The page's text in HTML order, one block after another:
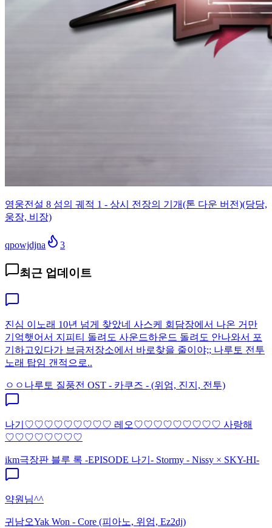
영웅전설 8 섬의 궤적 1 - 상시 전장의 기개(톤 다운 버전)(당당,
웅장, 비장)
qpowjdjna 3
최근 업데이트
진심 이노래 10년 넘게 찾았네 사스케 회담장에서 나온 거만
기억햇어서 지피티 돌려도 사운드하운드 돌려도 안나와서 포
기하고있다가 브금저장소에서 바로찾을 줄이야;; 나루토 전투
노래 탑임 갠적으로..
ㅇㅇ 나루토 질풍전 OST - 카쿠즈 - (위엄, 진지, 전투)
나기♡♡♡♡♡♡♡♡♡ 레오♡♡♡♡♡♡♡♡♡ 사랑해
♡♡♡♡♡♡♡♡
ikm극장판 블루 록 -EPISODE 나기- Stormy - Nissy × SKY-HI-
약원님^^
귀남오Yak Won - Core (피아노, 위엄, Ez2dj)